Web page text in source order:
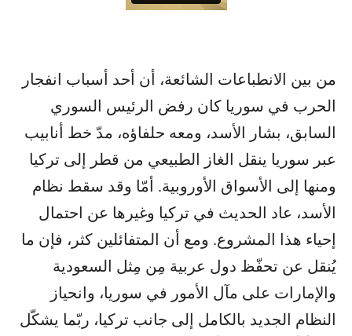
من بين الانطباعات الشائعة، أن أحد أسباب انفجار
الحرب في سوريا كان رفض الرئيس السوري
السابق، بشار الأسد، ومعه حلفاؤه، مدّ خط أنابيب
عبر سوريا ينقل الغاز الطبيعي من قطر إلى تركيا
ومنها إلى الأسواق الأوروبية. أمّا وقد سقط نظام
الأسد، عاد الحديث في تركيا وغيرها عن احتمال
إحياء هذا المشروع. ومع أن المتفائلين كثر، فإن ما
يُنقل عن تحفّظ دول عربية مِن مِثل السعودية
والإمارات على مآل الأمور في سوريا، وانحياز
النظام الجديد بالكامل إلى جانب تركيا، ربّما يشكّل